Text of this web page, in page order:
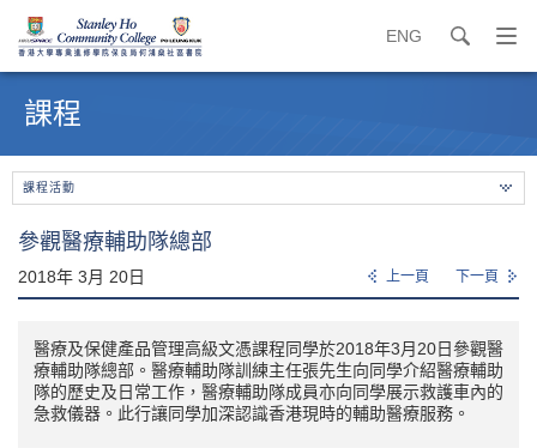
ENG search
打
開
始
課程
課程活動
參觀醫療輔助隊總部
2018年 3月 20日 上一頁 下一頁
醫療及保健產品管理高級文憑課程同學於2018年3月20日參觀醫
療輔助隊總部。醫療輔助隊訓練主任張先生向同學介紹醫療輔助
隊的歷史及日常工作，醫療輔助隊成員亦向同學展示救護車內的
急救儀器。此行讓同學加深認識香港現時的輔助醫療服務。